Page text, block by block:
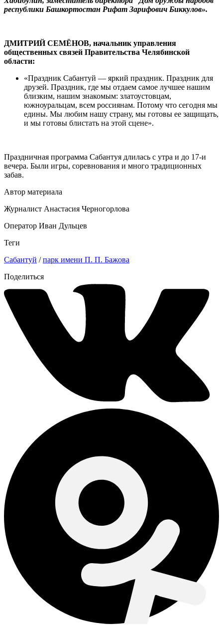
республики Башкортостан Рифат Зарифович Биккулов».
ДМИТРИЙ СЕМЁНОВ, начальник управления
общественных связей Правительства Челябинской
области:
«Праздник Сабантуй — яркий праздник. Праздник для
друзей. Праздник, где мы отдаем самое лучшее нашим
близким, нашим знакомым: златоустовцам,
южноуральцам, всем россиянам. Потому что сегодня мы
едины. Мы любим нашу страну, мы готовы ее защищать,
и мы готовы блистать на этой сцене».
Праздничная программа Сабантуя длилась с утра и до 17-и
вечера. Были игры, соревнования и много традиционных
забав.
Автор материала
Журналист Анастасия Черногорлова
Оператор Иван Дульцев
Теги
Сабантуй /парк имени П. П. Бажова
Поделиться